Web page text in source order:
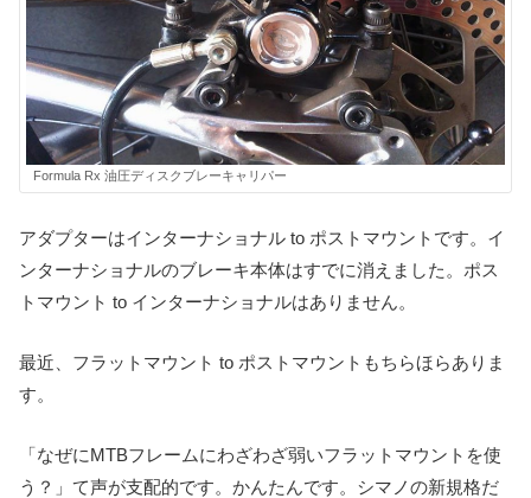
Formula Rx 油圧ディスクブレーキャリパー
アダプターはインターナショナル to ポストマウントです。イ
ンターナショナルのブレーキ本体はすでに消えました。ポス
トマウント to インターナショナルはありません。
最近、フラットマウント to ポストマウントもちらほらありま
す。
「なぜにMTBフレームにわざわざ弱いフラットマウントを使
う？」て声が支配的です。かんたんです。シマノの新規格だ